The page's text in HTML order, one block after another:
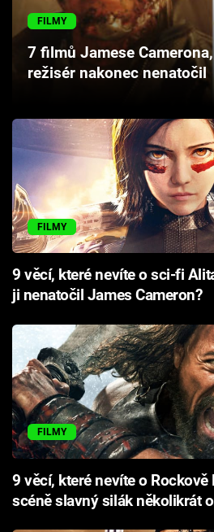
Cool Esport
Pořady
Sledujte prima+
Přihlášení
Sledujte nás
FILMY
7 filmů Jamese
režisér nakonec nenatočil
FILMY
9 věcí, které nevíte o sci-fi
ji nenatočil James Cameron?
FILMY
9 věcí, které nevíte o
scéně slavný silák několikrát